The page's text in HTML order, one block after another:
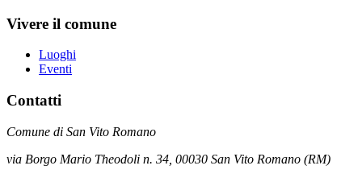
Vivere il comune
Luoghi
Eventi
Contatti
Comune di San Vito Romano
via Borgo Mario Theodoli n. 34, 00030 San Vito Romano (RM)